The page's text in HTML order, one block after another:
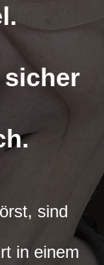
sicher
sind
in einem